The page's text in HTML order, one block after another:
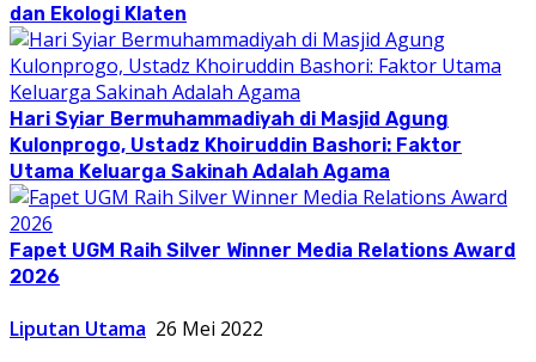
dan Ekologi Klaten
Hari Syiar Bermuhammadiyah di Masjid Agung
Kulonprogo, Ustadz Khoiruddin Bashori: Faktor
Utama Keluarga Sakinah Adalah Agama
Fapet UGM Raih Silver Winner Media Relations Award
2026
Liputan Utama 26 Mei 2022